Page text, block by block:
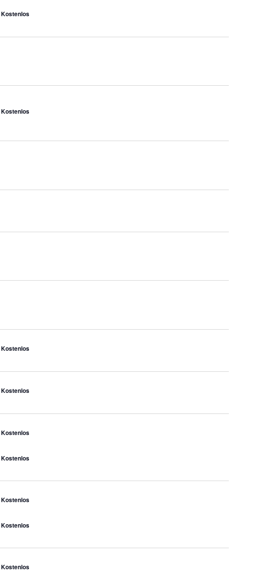
Kostenlos
Kostenlos
Kostenlos
Kostenlos
Kostenlos
Kostenlos
Kostenlos
Kostenlos
Kostenlos